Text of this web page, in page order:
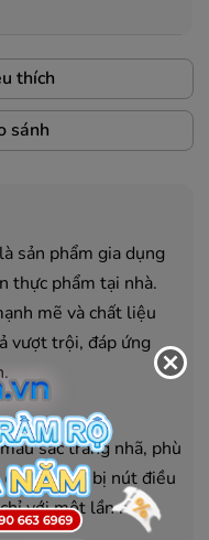
thích
sánh
sản phẩm gia dụng
thực phẩm tại nhà.
mẽ và chất liệu
vượt trội, đáp ứng
sắc trang nhã, phù
trang bị nút điều
với một lần nhấn.